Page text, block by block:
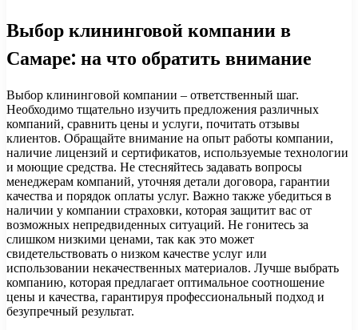
Выбор клининговой компании в
Самаре: на что обратить внимание
Выбор клининговой компании – ответственный шаг.
Необходимо тщательно изучить предложения различных
компаний, сравнить цены и услуги, почитать отзывы
клиентов. Обращайте внимание на опыт работы компании,
наличие лицензий и сертификатов, используемые технологии
и моющие средства. Не стесняйтесь задавать вопросы
менеджерам компаний, уточняя детали договора, гарантии
качества и порядок оплаты услуг. Важно также убедиться в
наличии у компании страховки, которая защитит вас от
возможных непредвиденных ситуаций. Не гонитесь за
слишком низкими ценами, так как это может
свидетельствовать о низком качестве услуг или
использовании некачественных материалов. Лучше выбрать
компанию, которая предлагает оптимальное соотношение
цены и качества, гарантируя профессиональный подход и
безупречный результат.